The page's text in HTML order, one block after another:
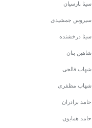
سینا پارسیان
سیروس جمشیدی
سینا درخشنده
شاهین بنان
شهاب فالجی
شهاب مظفری
حامد برادران
حامد همایون